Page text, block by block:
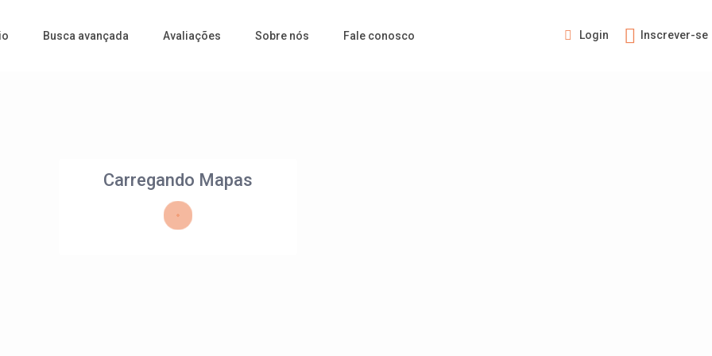
Login Inscrever-se
Busca avançada Avaliações Sobre nós Fale conosco
Carregando Mapas